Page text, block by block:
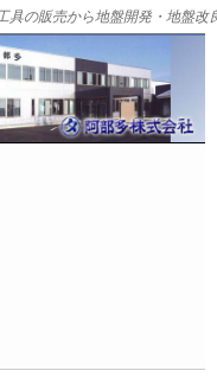
具の販売から地盤開発・地盤